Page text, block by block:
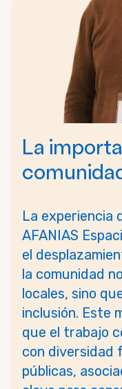
La
La experiencia
AFANIAS
el
la comunidad
locales, sino
inclusión. Este
que el trabajo
con diversidad
públicas,